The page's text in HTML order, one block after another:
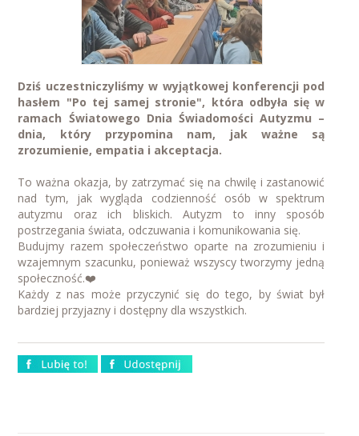
Dziś uczestniczyliśmy w wyjątkowej konferencji pod
hasłem "Po tej samej stronie", która odbyła się w
ramach Światowego Dnia Świadomości Autyzmu –
dnia, który przypomina nam, jak ważne są
zrozumienie, empatia i akceptacja.
To ważna okazja, by zatrzymać się na chwilę i zastanowić
nad tym, jak wygląda codzienność osób w spektrum
autyzmu oraz ich bliskich. Autyzm to inny sposób
postrzegania świata, odczuwania i komunikowania się.
Budujmy razem społeczeństwo oparte na zrozumieniu i
wzajemnym szacunku, ponieważ wszyscy tworzymy jedną
społeczność.❤️
Każdy z nas może przyczynić się do tego, by świat był
bardziej przyjazny i dostępny dla wszystkich.